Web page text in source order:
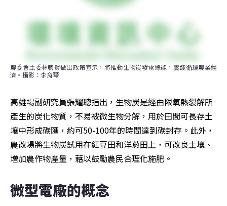
農委會主委林聰賢做出政策宣示，將推動生物炭發電綠能，實踐循環農業經
濟。攝影：李育琴
高雄場副研究員張耀聰指出，生物炭是經由限氧熱裂解所
產生的炭化物質，不易被微生物分解，用於田間可長存土
壤中形成碳匯，約可50-100年的時間達到碳封存。此外，
農改場將生物炭試用在紅豆田和洋蔥田上，可改良土壤、
增加農作物產量，藉以鼓勵農民合理化施肥。
微型電廠的概念